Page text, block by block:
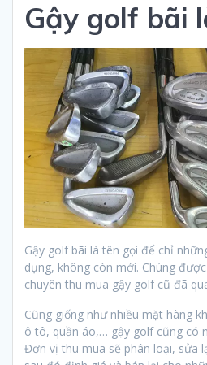
Gậy golf bãi
Gậy golf bãi là tên gọi để chỉ
dụng, không còn mới. Chúng
chuyên thu mua gậy golf cũ đã
Cũng giống như nhiều mặt hàng
ô tô, quần áo,… gậy golf cũng có
Đơn vị thu mua sẽ phân loại, sửa